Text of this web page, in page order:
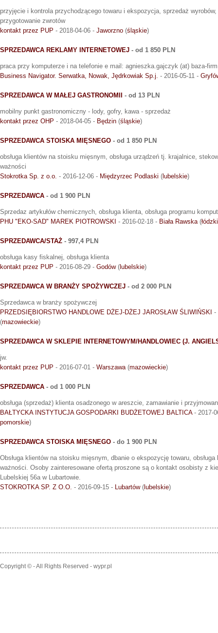
przyjęcie i kontrola przychodzącego towaru i ekspozycja, sprzedaż
przygotowanie zwrotów
kontakt przez PUP - 2018-04-06 - Jaworzno (śląskie)
SPRZEDAWCA REKLAMY INTERNETOWEJ - od 1 850 PLN
praca przy komputerze i na telefonie e mail: agnieszka.gajczyk (at) baza-
Business Navigator. Serwatka, Nowak, Jędrkowiak Sp.j. - 2016-05-11 -
SPRZEDAWCA W MAŁEJ GASTRONOMII - od 13 PLN
mobilny punkt gastronomiczny - lody, gofry, kawa - sprzedaż
kontakt przez OHP - 2018-04-05 - Będzin (śląskie)
SPRZEDAWCA STOISKA MIĘSNEGO - od 1 850 PLN
obsługa klientów na stoisku mięsnym, obsługa urządzeń tj. krajalnice,
ważności
Stokrotka Sp. z o.o. - 2016-12-06 - Międzyrzec Podlaski ( lubelskie)
SPRZEDAWCA - od 1 900 PLN
Sprzedaz artykułów chemicznych, obsługa klienta, obsługa programu
PHU "EKO-SAD" MAREK PIOTROWSKI - 2016-02-18 - Biała Rawska(
SPRZEDAWCA/STAŻ - 997,4 PLN
obsługa kasy fiskalnej, obsługa klienta
kontakt przez PUP - 2016-08-29 - Godów( lubelskie)
SPRZEDAWCA W BRANŻY SPOŻYWCZEJ - od 2 000 PLN
Sprzedawca w branży spożywczej
PRZEDSIĘBIORSTWO HANDLOWE DŻEJ-DŻEJ JAROSŁAW ŚLIWIŃSKI -
(mazowieckie)
SPRZEDAWCA W SKLEPIE INTERNETOWYM/HANDLOWIEC (J.
jw.
kontakt przez PUP - 2016-07-01 - Warszawa(mazowieckie)
SPRZEDAWCA - od 1 000 PLN
obsługa (sprzedaż) klienta osadzonego w areszcie, zamawianie i
BAŁTYCKA INSTYTUCJA GOSPODARKI BUDŻETOWEJ BALTICA- 2017-
pomorskie)
SPRZEDAWCA STOISKA MIĘSNEGO - do 1 900 PLN
Obsługa klientów na stoisku mięsnym, dbanie o ekspozycję towaru,
ważności. Osoby zainteresowane ofertą proszone są o kontakt osobisty z
Lubelskiej 56a w Lubartowie.
STOKROTKA SP. Z O.O. - 2016-09-15 - Lubartów( lubelskie)
Copyright © - All Rights Reserved - wypr.pl